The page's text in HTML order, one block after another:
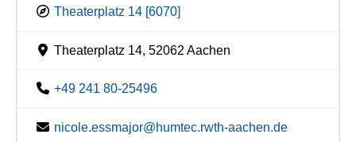
Theaterplatz 14 [6070]
Theaterplatz 14, 52062 Aachen
+49 241 80-25496
nicole.essmajor@humtec.rwth-aachen.de